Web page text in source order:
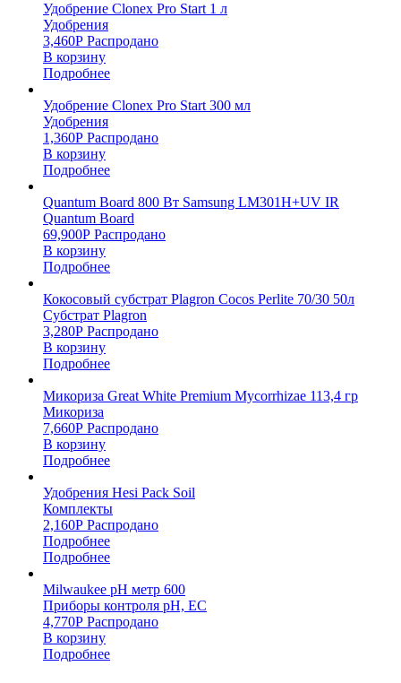
Удобрение Clonex Pro Start 1 л
Удобрения
3,460Р Распродано
В корзину
Подробнее
Удобрение Clonex Pro Start 300 мл
Удобрения
1,360Р Распродано
В корзину
Подробнее
Quantum Board 800 Вт Samsung LM301H+UV IR
Quantum Board
69,900Р Распродано
В корзину
Подробнее
Кокосовый субстрат Plagron Cocos Perlite 70/30 50л
Субстрат Plagron
3,280Р Распродано
В корзину
Подробнее
Микориза Great White Premium Mycorrhizae 113,4 гр
Микориза
7,660Р Распродано
В корзину
Подробнее
Удобрения Hesi Pack Soil
Комплекты
2,160Р Распродано
Подробнее
Подробнее
Milwaukee pH метр 600
Приборы контроля pH, EC
4,770Р Распродано
В корзину
Подробнее